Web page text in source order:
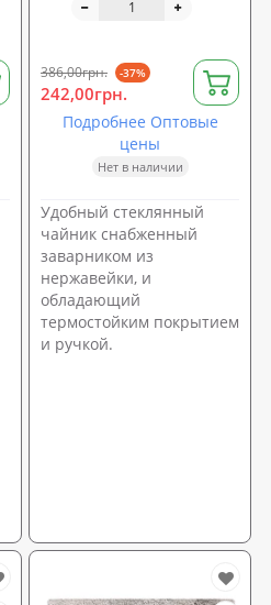
386,00грн. -37%
242,00грн.
Подробнее Оптовые
цены
Нет в наличии
Удобный стеклянный
чайник снабженный
заварником из
нержавейки, и
обладающий
термостойким покрытием
и ручкой.